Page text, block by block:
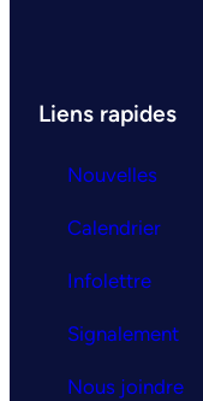
Liens rapides
Nouvelles
Calendrier
Infolettre
Signalement
Nous joindre